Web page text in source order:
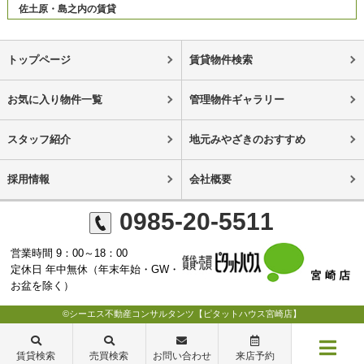
佐土原・島之内の賃貸
トップページ 賃貸物件検索
お気に入り物件一覧 管理物件ギャラリー
スタッフ紹介 地元みやざきのおすすめ
採用情報 会社概要
0985-20-5511
営業時間 9：00～18：00
定休日 年中無休（年末年始・GW・
お盆を除く）
©シーエス不動産コンサルタンツ【ピタットハウス宮崎店】
賃貸検索 売買検索 お問い合わせ 来店予約